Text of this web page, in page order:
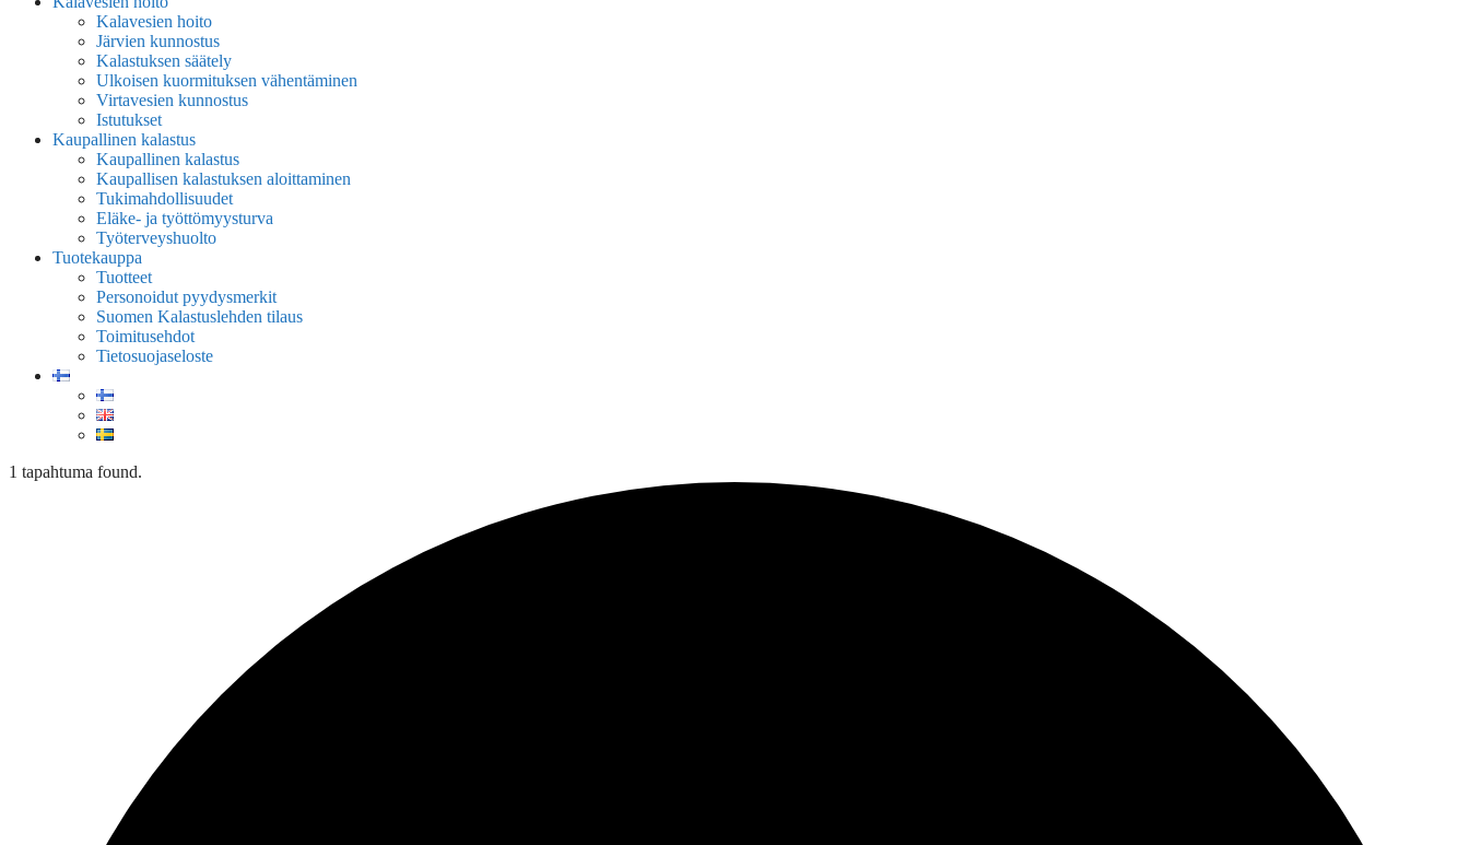
Kalavesien hoito
Järvien kunnostus
Kalastuksen säätely
Ulkoisen kuormituksen vähentäminen
Virtavesien kunnostus
Istutukset
Kaupallinen kalastus
Kaupallinen kalastus
Kaupallisen kalastuksen aloittaminen
Tukimahdollisuudet
Eläke- ja työttömyysturva
Työterveyshuolto
Tuotekauppa
Tuotteet
Personoidut pyydysmerkit
Suomen Kalastuslehden tilaus
Toimitusehdot
Tietosuojaseloste
1 tapahtuma found.